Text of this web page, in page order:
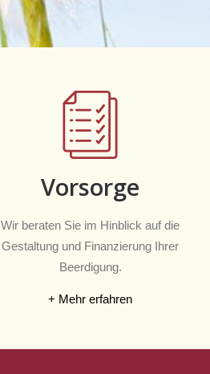
Vorsorge
Wir beraten Sie im Hinblick auf die
Gestaltung und Finanzierung Ihrer
Beerdigung.
+ Mehr erfahren